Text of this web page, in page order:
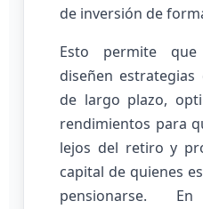
de inversión de
Esto permite
diseñen estrategias
de largo plazo,
rendimientos para
lejos del retiro y
capital de quienes
pensionarse.